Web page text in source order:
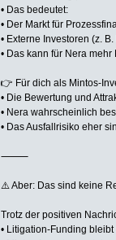
• Das bedeutet:
• Der Markt für
• Externe Investoren (z.
• Das kann für Nera
👉 Für dich als Mintos-
• Die Bewertung und
• Nera wahrscheinlich
• Das Ausfallrisiko eher
⸻
⚠️ Aber: Das sind keine
Trotz der positiven
• Litigation-Funding